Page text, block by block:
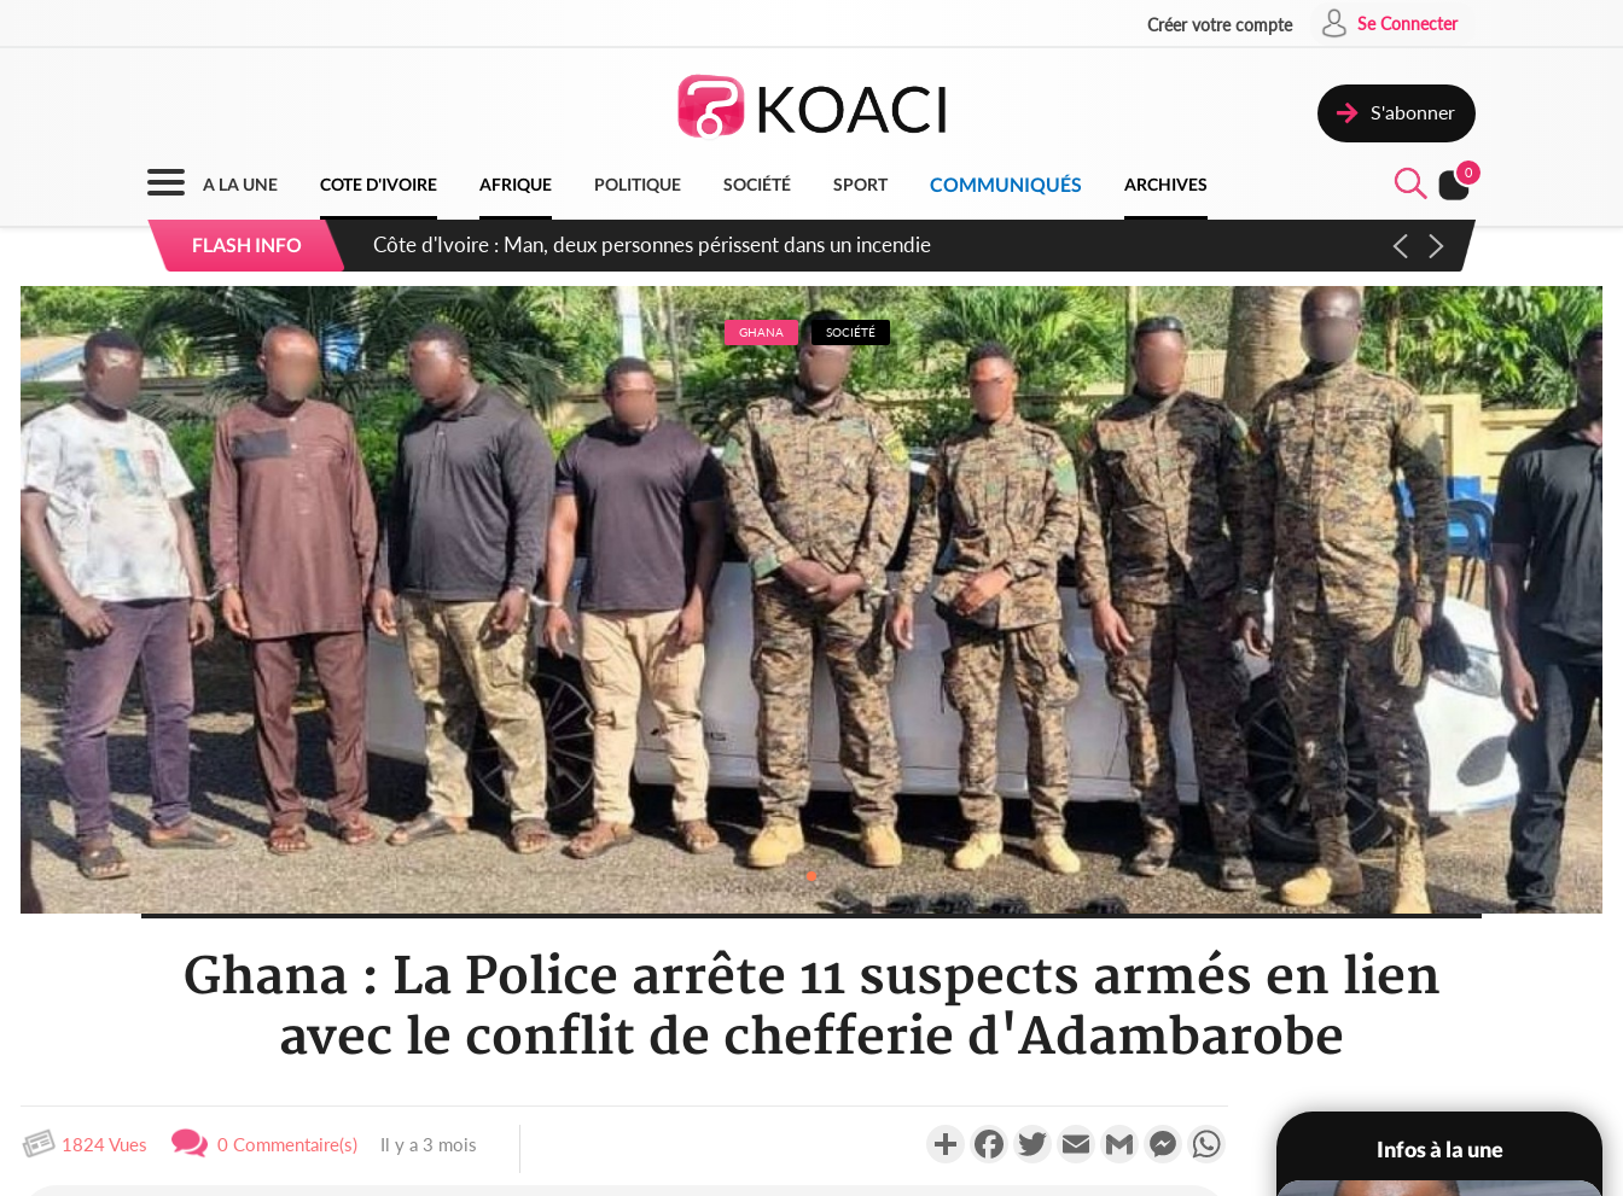
Créer votre compte Se Connecter
S'abonner
A LA UNE COTE D'IVOIRE AFRIQUE POLITIQUE SOCIÉTÉ SPORT COMMUNIQUÉS ARCHIVES
0
FLASH INFO
Côte d'Ivoire : Séileu, la célébration de la fête nationale transformée en vaste campagne contre les produits
dépigmentants dangereux
GHANA SOCIÉTÉ
Ghana : La Police arrête 11 suspects armés en lien
avec le conflit de chefferie d'Adambarobe
1824 Vues 0 Commentaire(s) Il y a 3 mois PartagerFacebookTwitterEmail Gmail MessengerWhatsApp
Infos à la une